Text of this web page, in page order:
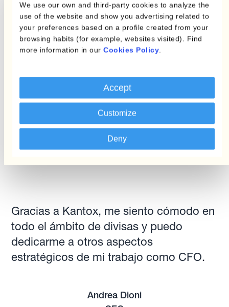
We use our own and third-party cookies to analyze the
use of the website and show you advertising related to
your preferences based on a profile created from your
browsing habits (for example, websites visited). Find
more information in our Cookies Policy
Accept
Customize
Deny
Marc Terricabras
Senior Currency Management Specialist
Gracias a Kantox, me siento cómodo en
todo el ámbito de divisas y puedo
dedicarme a otros aspectos
estratégicos de mi trabajo como CFO.
Andrea Dioni